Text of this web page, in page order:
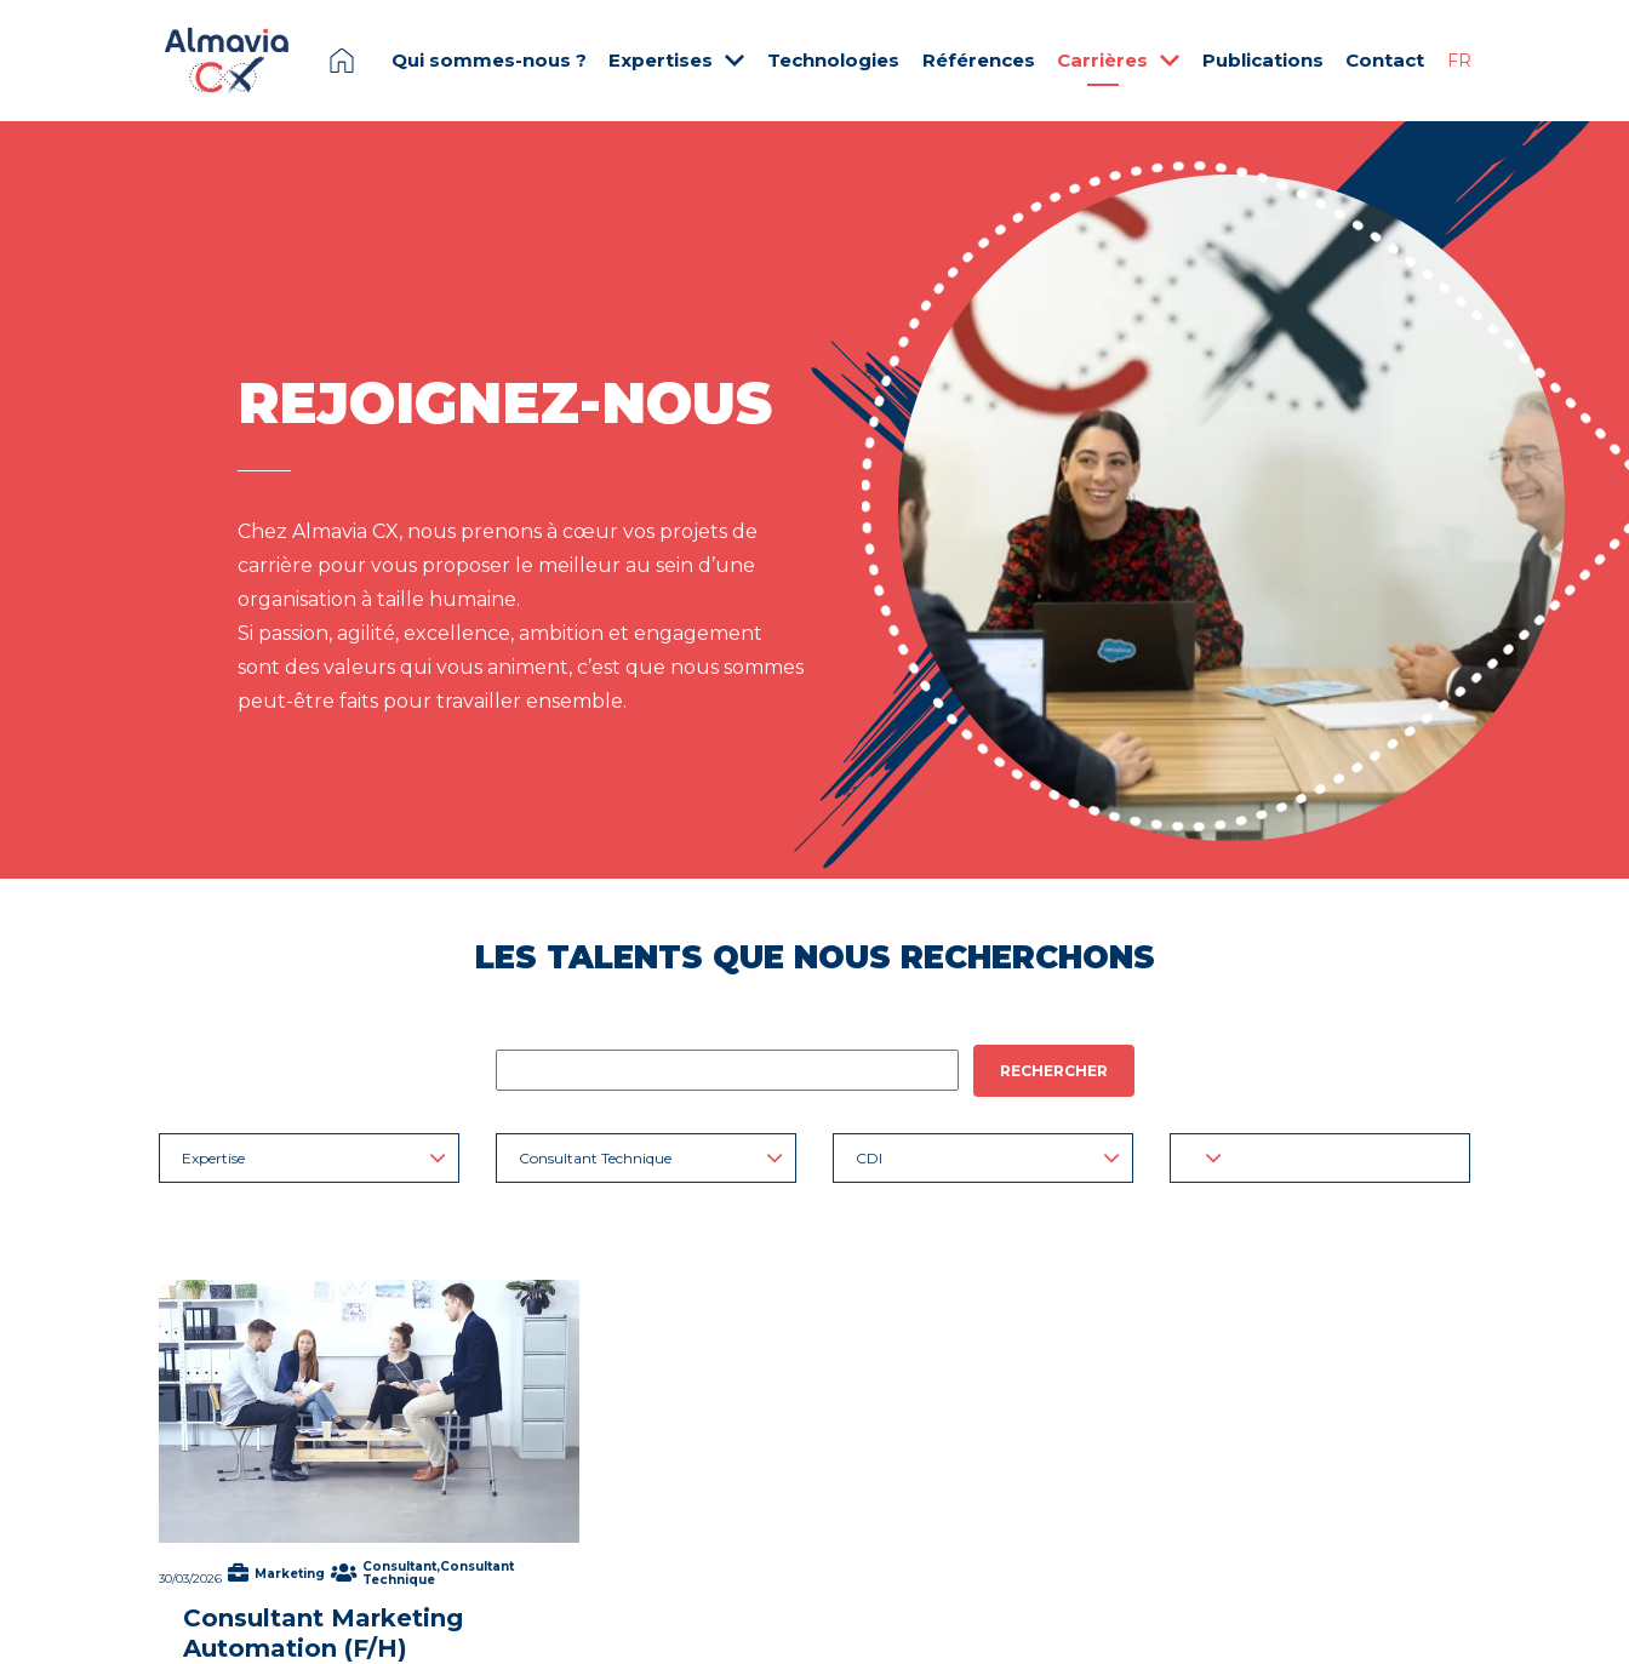
Qui sommes-nous ? Expertises Technologies Références Carrières Publications Contact FR
REJOIGNEZ-NOUS
Chez Almavia CX, nous prenons à cœur vos projets de
carrière pour vous proposer le meilleur au sein d’une
organisation à taille humaine.
Si passion, agilité, excellence, ambition et engagement
sont des valeurs qui vous animent, c’est que nous sommes
peut-être faits pour travailler ensemble.
LES TALENTS QUE NOUS RECHERCHONS
RECHERCHER
Expertise Consultant Technique CDI
30/03/2026 Marketing
Consultant,Consultant
Technique
Consultant Marketing
Automation (F/H)